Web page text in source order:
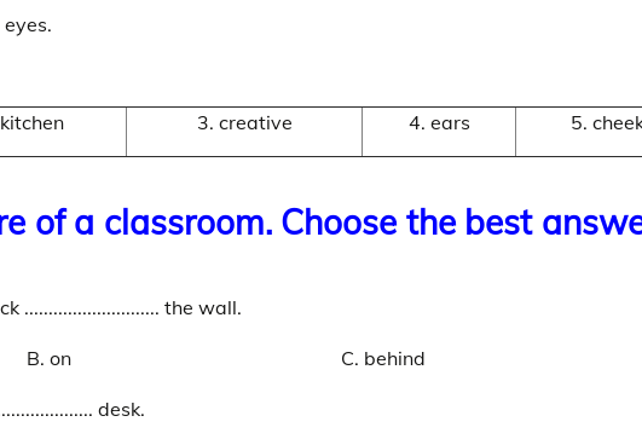
3. creative 4. ears 5.
of a classroom. Choose the best
............................ the wall.
B. on C. behind
desk.